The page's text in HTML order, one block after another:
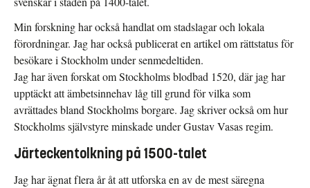
Min forskning har också handlat om stadslagar och lokala
förordningar. Jag har också publicerat en artikel om rättstatus för
besökare i Stockholm under senmedeltiden.
Jag har även forskat om Stockholms blodbad 1520, där jag har
upptäckt att ämbetsinnehav låg till grund för vilka som
avrättades bland Stockholms borgare. Jag skriver också om hur
Stockholms självstyre minskade under Gustav Vasas regim.
Järteckentolkning på 1500-talet
Jag har ägnat flera år åt att utforska en av de mest säregna